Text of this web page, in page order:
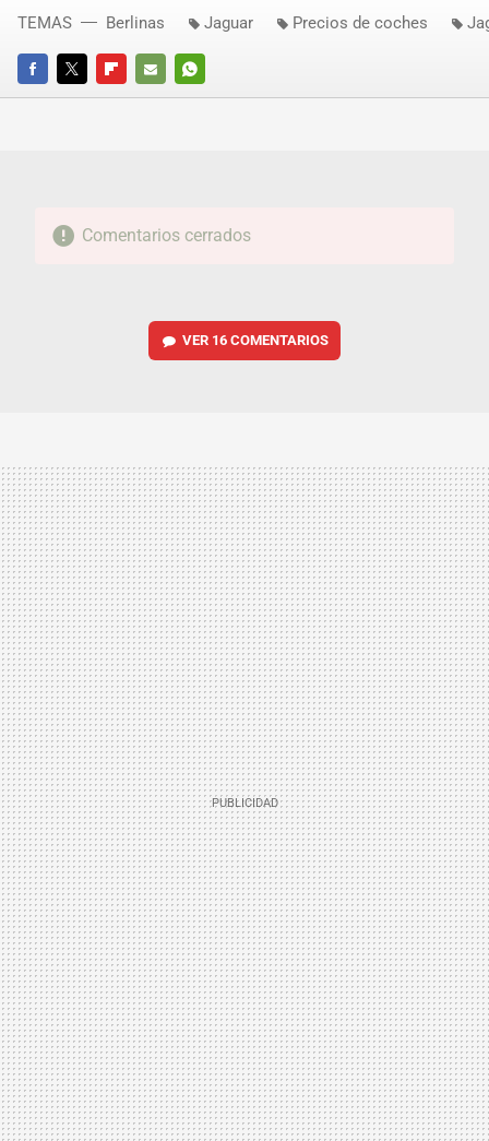
FACEBOOKTWITTERFLIPBOARD
E-
WHATSAPP
TEMAS Berlinas Jaguar Precios de coches
Comentarios cerrados
VER 16 COMENTARIOS